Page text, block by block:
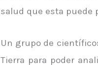
salud que esta puede
Un grupo de
Tierra para poder